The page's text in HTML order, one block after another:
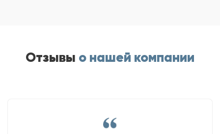
Отзывы о нашей компании